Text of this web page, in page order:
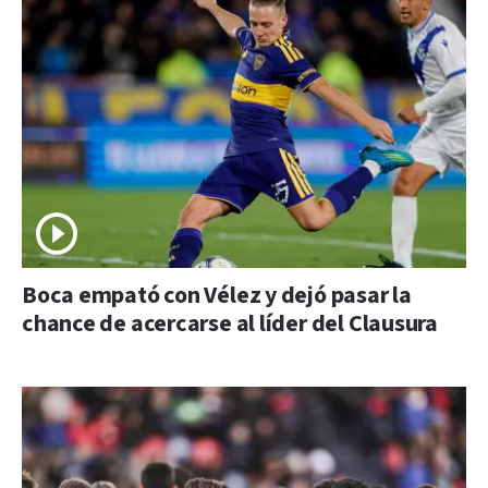
Boca empató con Vélez y dejó pasar la
chance de acercarse al líder del Clausura